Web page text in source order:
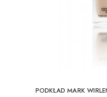
RU
PODKŁAD MARK